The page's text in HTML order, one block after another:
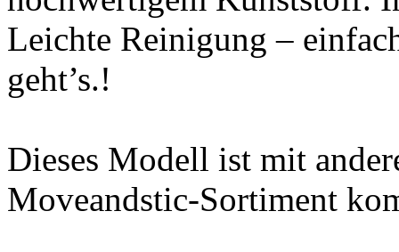
Leichte Reinigung –
geht’s.!
Dieses Modell ist mit
Moveandstic-Sortiment